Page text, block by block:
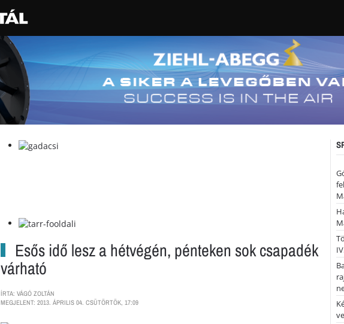
Esős idő lesz a hétvégén, pénteken sok csapadék
várható
ÍRTA: VÁGÓ ZOLTÁN
MEGJELENT: 2013. ÁPRILIS 04. CSÜTÖRTÖK, 17:09